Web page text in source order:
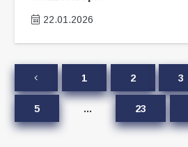
22.01.2026
1 2 3
5 … 23